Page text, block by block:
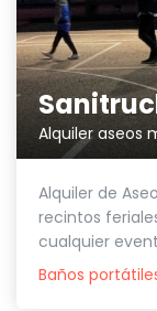
Alquiler aseos
Alquiler de
recintos
cualquier
Baños